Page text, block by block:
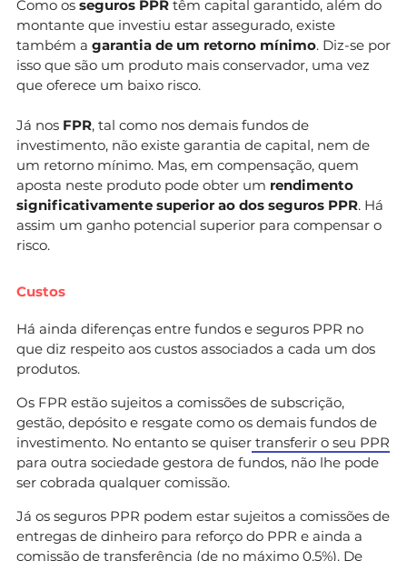
Como os seguros PPR têm capital garantido, além do
montante que investiu estar assegurado, existe
também a garantia de um retorno mínimo. Diz-se por
isso que são um produto mais conservador, uma vez
que oferece um baixo risco.
Já nos FPR, tal como nos demais fundos de
investimento, não existe garantia de capital, nem de
um retorno mínimo. Mas, em compensação, quem
aposta neste produto pode obter um rendimento
significativamente superior ao dos seguros PPR. Há
assim um ganho potencial superior para compensar o
risco.
Custos
Há ainda diferenças entre fundos e seguros PPR no
que diz respeito aos custos associados a cada um dos
produtos.
Os FPR estão sujeitos a comissões de subscrição,
gestão, depósito e resgate como os demais fundos de
investimento. No entanto se quiser transferir o seu PPR
para outra sociedade gestora de fundos, não lhe pode
ser cobrada qualquer comissão.
Já os seguros PPR podem estar sujeitos a comissões de
entregas de dinheiro para reforço do PPR e ainda a
comissão de transferência (de no máximo 0,5%). De